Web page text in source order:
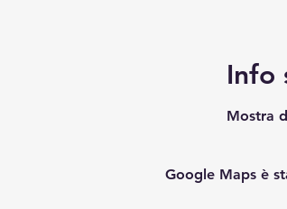
Info
Mostra
Google Maps è